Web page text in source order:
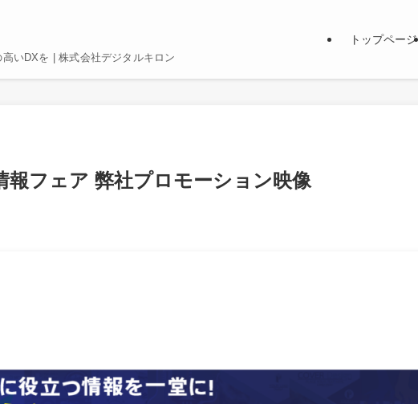
いDXを | 株式会社デジタルキロン
トップページ
報フェア 弊社プロモーション映像